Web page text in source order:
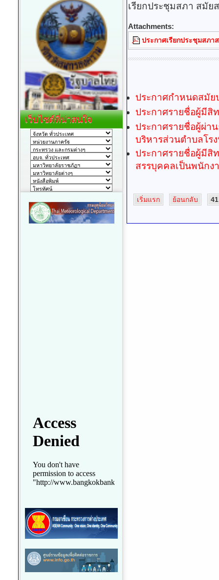
เรียกประชุมสภา สมัย
Attachments:
ประกาศเรียกประชุมสภ
ประกาศกำหนดสมั
ประกาศรายชื่อผู้มีสิ
ประกาศรายชื่อผู้ผ่า
บริหารส่วนตำบลโร
ประกาศรายชื่อผู้มีสิ
สรรบุคคลเป็นพนักง
เริ่มแรก ย้อนกลับ 41
เว็บไซต์ที่น่าสนใจ